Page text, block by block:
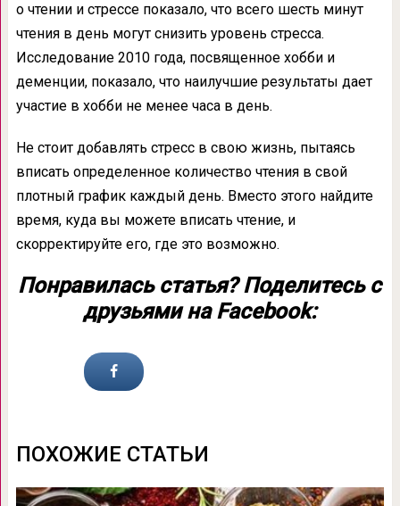
о чтении и стрессе показало, что всего шесть минут
чтения в день могут снизить уровень стресса.
Исследование 2010 года, посвященное хобби и
деменции, показало, что наилучшие результаты дает
участие в хобби не менее часа в день.
Не стоит добавлять стресс в свою жизнь, пытаясь
вписать определенное количество чтения в свой
плотный график каждый день. Вместо этого найдите
время, куда вы можете вписать чтение, и
скорректируйте его, где это возможно.
Понравилась статья? Поделитесь с
друзьями на Facebook:
ПОХОЖИЕ СТАТЬИ